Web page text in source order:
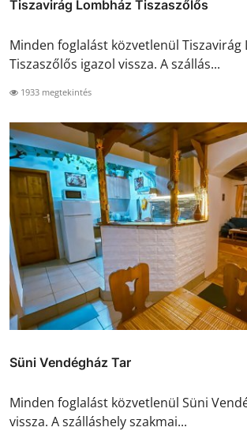
Tiszavirág Lombház Tiszaszőlős
Minden foglalást közvetlenül Tiszavirág
Tiszaszőlős igazol vissza. A szállás...
1933 megtekintés
Süni Vendégház Tar
Minden foglalást közvetlenül Süni
vissza. A szálláshely szakmai...